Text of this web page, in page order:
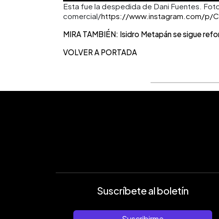
Esta fue la despedida de Dani Fuentes.
comercial/https://www.instagram.com/p/
MIRA TAMBIÉN: Isidro Metapán se sigue
VOLVER A PORTADA
Suscríbete al boletín